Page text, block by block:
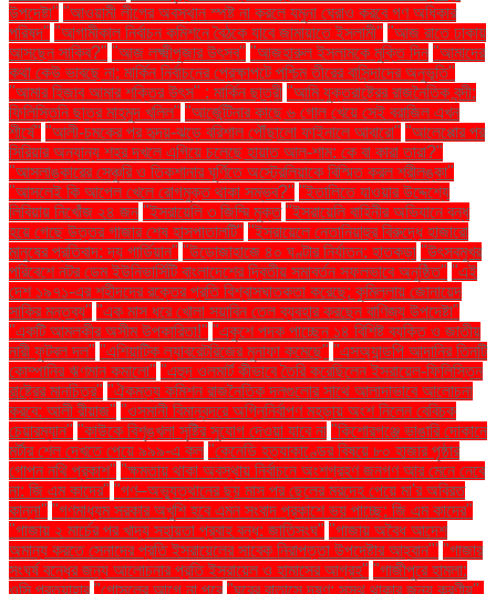
উপদেষ্টা" "আওয়ামী লীগের অবস্থান স্পষ্ট না করলে যমুনা ঘেরাও করবে গণ অধিকার
পরিষদ" "আগামীকাল নির্বাচন কমিশনে বৈঠকে যাবে জামায়াতে ইসলামী" "আজ রাতে ঢাকায়
আসছেন সাকিব?" "আজ লক্ষ্মীপূজার উৎসব" "আজহারুল ইসলামকে মুক্তি দিন "আমাদের
কথা কেউ ভাবছে না: মার্কিন নির্বাচনের প্রেক্ষাপটে পশ্চিম তীরের বাসিন্দাদের অনুভূতি"
"আমার হিজাব আমার শক্তির উৎস" : মার্কিন ছাত্রী "আমি যুক্তরাষ্ট্রের রাজনৈতিক বন্দী:
ফিলিস্তিনি ছাত্র মাহমুদ খলিল" "আর্জেন্টিনার কাছে ৬ গোল খেয়ে সেই ব্রাজিল এখন
শীর্ষে" "আলী-চমকের পর হৃদয়-ঝড়ে বরিশাল পৌঁছালো ফাইনালে আবারো" "আলেপ্পোর পর
সিরিয়ার অন্যান্য শহর দখলে এগিয়ে চলেছে হায়াত আল-শাম: কে বা কারা তারা?"
"আসলাঙ্কারের সেঞ্চুরি ও তিকশানার ঘূর্ণিতে অস্ট্রেলিয়াকে বিস্মিত করল শ্রীলঙ্কা"
"আসলেই কি আপেল খেলে রোগমুক্ত থাকা সম্ভব?" "ইতালিতে যাওয়ার উদ্দেশ্যে
লিবিয়ায় নিখোঁজ ২৪ জন "ইসরায়েলি ৩ জিম্মি মুক্ত "ইসরায়েলি বাহিনীর অভিযানে বন্ধ
হয়ে গেছে উত্তর গাজার শেষ হাসপাতালটি" "ইসরায়েলে নেতানিয়াহুর বিরুদ্ধে হাজারো
মানুষের প্রতিবাদ: দ্য গার্ডিয়ান" "উড়োজাহাজে ৪০ ঘণ্টার নির্যাতন: হাতকড়া "উৎসবমুখর
পরিবেশে নটর ডেম ইউনিভার্সিটি বাংলাদেশের দ্বিতীয় সমাবর্তন সফলভাবে অনুষ্ঠিত" "এই
দেশ ১৯৭১-এর শহীদদের রক্তের প্রতি বিশ্বাসঘাতকতা করেছে: কুমিল্লায় জোনায়েদ
সাকির মন্তব্য" "এক মাস ধরে খোলা সয়াবিন তেল ব্যবহার করছেন বাণিজ্য উপদেষ্টা"
"একটি আমলকীর অসীম উপকারিতা!" "একুশে পদক পাচ্ছেন ১৪ বিশিষ্ট ব্যক্তি ও জাতীয়
নারী ফুটবল দল" "এশিয়াটিক ল্যাবরেটরিজের মুনাফা কমেছে" "এসঅ্যান্ডপি আদানির তিনটি
কোম্পানির ঋণমান কমালো" "এহুদ ওলমার্ট কীভাবে তৈরি করেছিলেন ইসরায়েল-ফিলিস্তিন
রাষ্ট্রের মানচিত্র" "ঐকমত্য কমিশন রাজনৈতিক দলগুলোর সাথে আলাদাভাবে আলোচনা
করবে: আলী রীয়াজ" "ওসমানী বিমানবন্দরে অগ্নিনির্বাপণ মহড়ায় অংশ নিলেন বেবিচক
চেয়ারম্যান" "কাউকে বিশৃঙ্খলা সৃষ্টির সুযোগ দেওয়া যাবে না "কিশোরগঞ্জে ভাঙারি দোকানে
মর্টার শেল দেখতে পেয়ে ৯৯৯-এ কল "কেনেডি হত্যাকাণ্ডের বিষয়ে ৮০ হাজার পৃষ্ঠার
গোপন নথি প্রকাশ" "ক্ষমতায় থাকা অবস্থায় নির্বাচনে অংশগ্রহণ জনগণ আর মেনে নেবে
না: জি এম কাদের" "গণ–অভ্যুত্থানের ছয় মাস পর ছেলের মরদেহ পেয়ে মা'র অবিরত
কান্না" "গণমাধ্যম সরকার অখুশি হবে এমন সংবাদ প্রকাশে ভয় পাচ্ছে: জি এম কাদের"
"গাজায় ২ মার্চের পর খাদ্য সহায়তা প্রবাহ বন্ধ: জাতিসংঘ" "গাজায় অবৈধ আদেশ
অমান্য করতে সেনাদের প্রতি ইসরায়েলের সাবেক নিরাপত্তা উপদেষ্টার আহ্বান"' "গাজার
সংঘর্ষ বন্ধের জন্য আলোচনার প্রতি ইসরায়েল ও হামাসের আগ্রহ" "গাজীপুরে হামলা:
ওসি প্রত্যাহার "গোসলের আগে না পরে "ঘরের বাতাসে দূষণ: সুস্থ থাকার জন্য করণীয়".